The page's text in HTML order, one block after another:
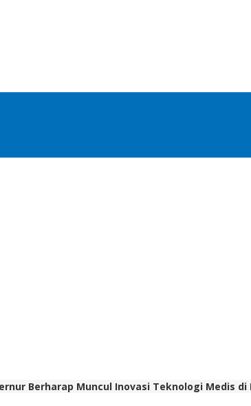
Berharap Muncul Inovasi Teknologi Medis di